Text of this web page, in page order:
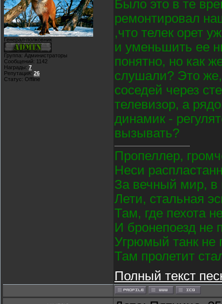
Генерал-полковник
Группа: Администраторы
Сообщений: 1142
Награды: 7
Репутация: 26
Статус: Offline
Было это в те
ремонтировал
,что телек орет
и уменьшить ее
понятно, но как
слушали? Это
соседей через
телевизор, а
динамик -
вызывать?
Пропеллер,
Неси
За вечный мир, в
Лети, стальная
Там, где пехота
И бронепоезд не
Угрюмый танк не
Там пролетит
Полный текст